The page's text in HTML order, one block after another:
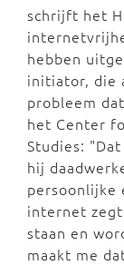
schrijft het
hebben
initiator, die
probleem
het Center
Studies:
hij
persoonlijke
internet
staan en
maakt me